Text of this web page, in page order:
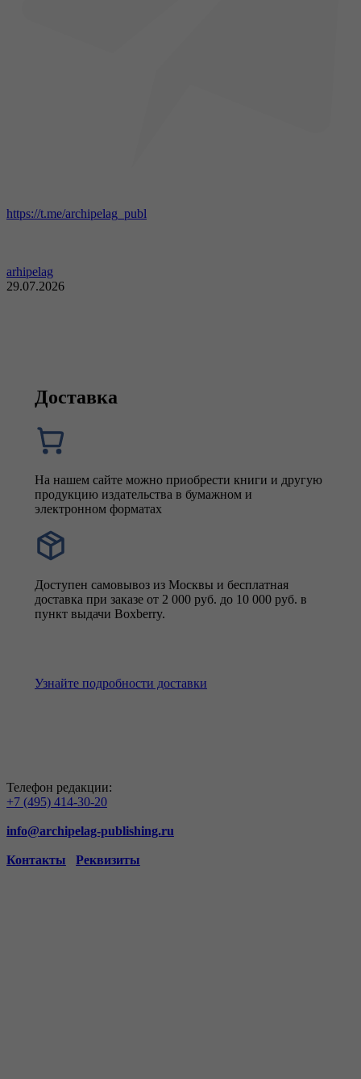
https://t.me/archipelag_publ
arhipelag
29.07.2026
Доставка
На нашем сайте можно приобрести книги и другую
продукцию издательства в бумажном и
электронном форматах
Доступен самовывоз из Москвы и бесплатная
доставка при заказе от 2 000 руб. до 10 000 руб. в
пункт выдачи Boxberry.
Узнайте подробности доставки
Телефон редакции:
+7 (495) 414-30-20
info@archipelag-publishing.ru
Контакты Реквизиты